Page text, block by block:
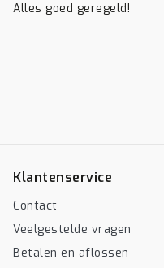
Alles goed geregeld!
Klantenservice
Contact
Veelgestelde vragen
Betalen en aflossen